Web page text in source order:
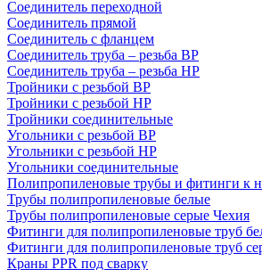
Соединитель переходной
Соединитель прямой
Соединитель с фланцем
Соединитель труба – резьба ВР
Соединитель труба – резьба НР
Тройники с резьбой ВР
Тройники с резьбой НР
Тройники соединительные
Угольники с резьбой ВР
Угольники с резьбой НР
Угольники соединительные
Полипропиленовые трубы и фитинги к
Трубы полипропиленовые белые
Трубы полипропиленовые серые Чехия
Фитинги для полипропиленовые труб
Фитинги для полипропиленовые труб
Краны PPR под сварку